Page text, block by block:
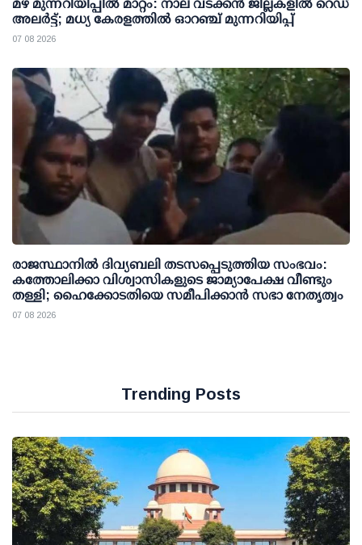
മഴ മുന്നറിയിപ്പില്‍ മാറ്റം: നാല് വടക്കന്‍ ജില്ലകളില്‍ റെഡ്
അലര്‍ട്ട്; മധ്യ കേരളത്തില്‍ ഓറഞ്ച് മുന്നറിയിപ്പ്
07 08 2026
രാജസ്ഥാനിൽ ദിവ്യബലി തടസപ്പെടുത്തിയ സംഭവം:
കത്തോലിക്കാ വിശ്വാസികളുടെ ജാമ്യാപേക്ഷ വീണ്ടും
തള്ളി; ഹൈക്കോടതിയെ സമീപിക്കാൻ സഭാ നേതൃത്വം
07 08 2026
Trending Posts